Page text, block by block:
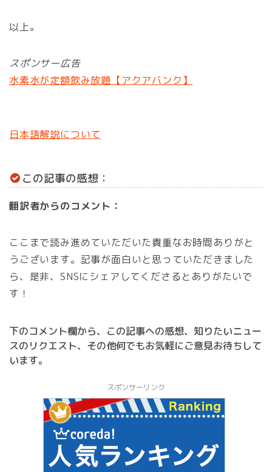
以上。
スポンサー広告
水素水が定額飲み放題【アクアバンク】
日本語解説について
この記事の感想：
翻訳者からのコメント：
ここまで読み進めていただいた貴重なお時間ありがと
うございます。記事が面白いと思っていただきました
ら、是非、SNSにシェアしてくださるとありがたいで
す！
下のコメント欄から、この記事への感想、知りたいニュー
スのリクエスト、その他何でもお気軽にご意見お待ちして
います。
スポンサーリンク